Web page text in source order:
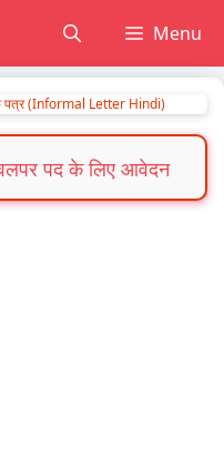
Menu
पत्र (Informal Letter Hindi)
पद के लिए आवेदन